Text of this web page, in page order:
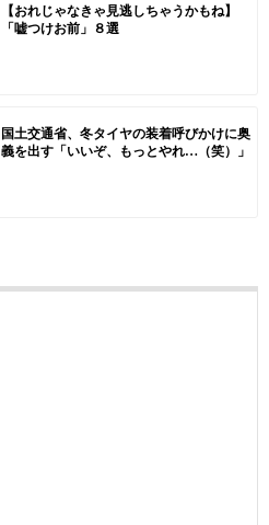
【おれじゃなきゃ見逃しちゃうかもね】
「嘘つけお前」８選
国土交通省、冬タイヤの装着呼びかけに奥
義を出す「いいぞ、もっとやれ…（笑）」